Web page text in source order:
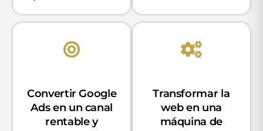
Convertir Google
Ads en un canal
rentable y
Transformar la
web en una
máquina de